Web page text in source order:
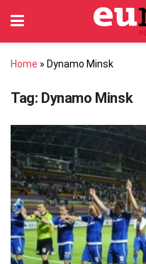
Home » Dynamo Minsk
Tag: Dynamo Minsk